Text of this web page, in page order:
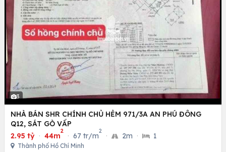
3
NHÀ BÁN SHR CHÍNH CHỦ HẺM 971/3A AN PHÚ ĐÔNG
Q12, SÁT GÒ VẤP
2.95 tỷ · 44m
2
· 67 tr/m
2
· 2m · 1
Thành phố Hồ Chí Minh